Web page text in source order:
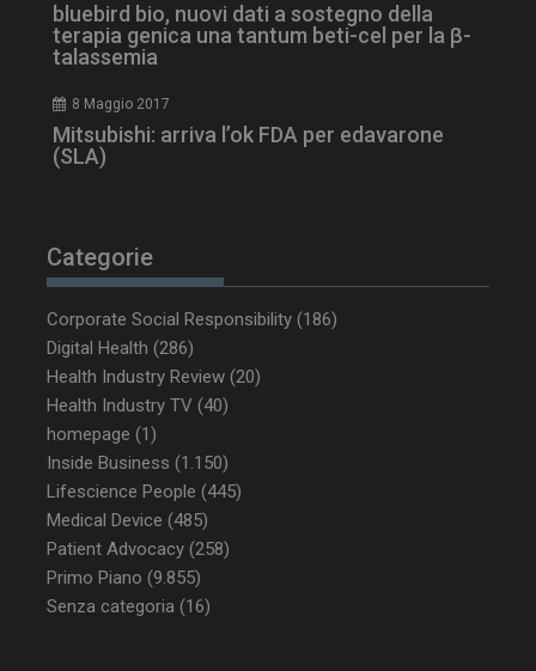
bluebird bio, nuovi dati a sostegno della
terapia genica una tantum beti-cel per la β-
talassemia
8 Maggio 2017
Mitsubishi: arriva l’ok FDA per edavarone
(SLA)
Categorie
Corporate Social Responsibility (186)
Digital Health (286)
Health Industry Review (20)
Health Industry TV (40)
homepage (1)
Inside Business (1.150)
Lifescience People (445)
Medical Device (485)
Patient Advocacy (258)
Primo Piano (9.855)
Senza categoria (16)
CookieScriptConsent
NOME
__Secure-ROLLOUT_TOKEN